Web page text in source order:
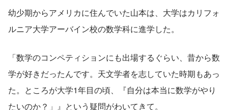
幼少期からアメリカに住んでいた山本は、大学はカリフォ
ルニア大学アーバイン校の数学科に進学した。
「数学のコンペティションにも出場するぐらい、昔から数
学が好きだったんです。天文学者を志していた時期もあっ
た。ところが大学1年目の頃、『自分は本当に数学がやり
たいのか？」』という疑問がわいてきて。